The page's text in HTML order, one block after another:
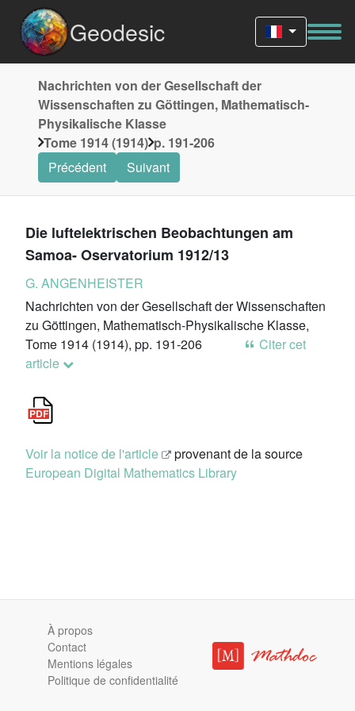
Geodesic
Nachrichten von der Gesellschaft der
Wissenschaften zu Göttingen, Mathematisch-
Physikalische Klasse
Tome 1914 (1914) p. 191-206
Précédent
Suivant
Die luftelektrischen Beobachtungen am
Samoa- Oservatorium 1912/13
G. ANGENHEISTER
Nachrichten von der Gesellschaft der Wissenschaften
zu Göttingen, Mathematisch-Physikalische Klasse,
Tome 1914 (1914), pp. 191-206
Citer cet
article
Voir la notice de l'article
provenant de la source
European Digital Mathematics Library
À propos
Contact
Mentions légales
Politique de confidentialité